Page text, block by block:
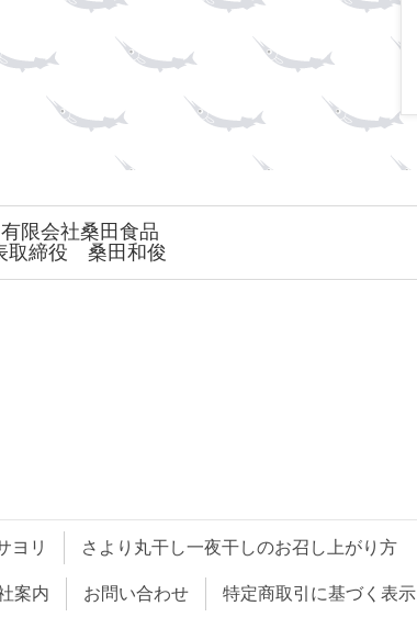
有限会社桑田食品
取締役 桑田和俊
ヨリ さより丸干し一夜干しのお召し上がり方
案内 お問い合わせ 特定商取引に基づく表示